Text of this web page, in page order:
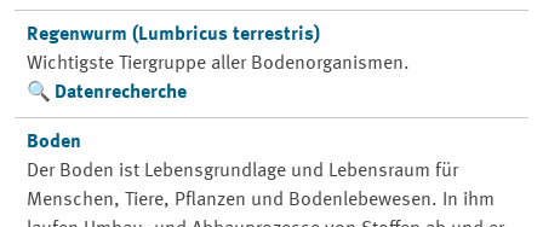
Regenwurm (Lumbricus terrestris)
Wichtigste Tiergruppe aller Bodenorganismen.
Datenrecherche
Boden
Der Boden ist Lebensgrundlage und Lebensraum für
Menschen, Tiere, Pflanzen und Bodenlebewesen. In ihm